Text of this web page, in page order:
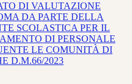
DI VALUTAZIONE
DA PARTE DELLA
SCOLASTICA PER IL
DI PERSONALE
LE COMUNITÀ DI
D.M.66/2023